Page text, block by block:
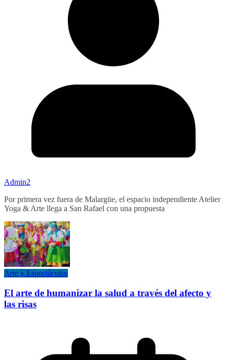
Admin2
Por primera vez fuera de Malargüe, el espacio independiente Atelier
Yoga & Arte llega a San Rafael con una propuesta
Arte y Espectáculos
El arte de humanizar la salud a través del afecto y
las risas